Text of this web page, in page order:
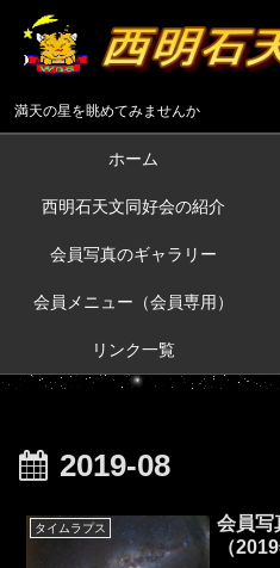
満天の星を眺めてみませんか
ホーム
西明石天文同好会の紹介
会員写真のギャラリー
会員メニュー（会員専用）
リンク一覧
2019-08
タイムラプス
会員写
（